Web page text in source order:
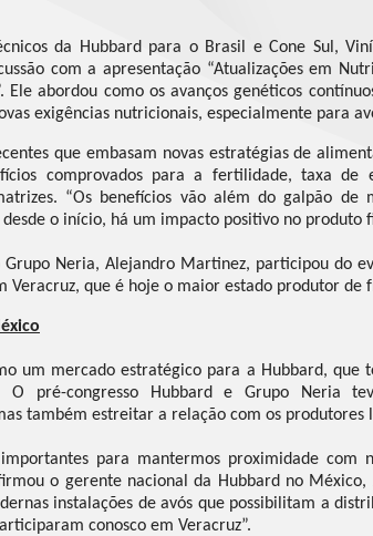
da Hubbard para o Brasil e Cone Sul,
com a apresentação “Atualizações em
Ele abordou como os avanços genéticos
exigências nutricionais, especialmente para
que embasam novas estratégias de
comprovados para a fertilidade, taxa de
“Os benefícios vão além do galpão de
o início, há um impacto positivo no produto
Neria, Alejandro Martinez, participou do
Veracruz, que é hoje o maior estado produtor de
um mercado estratégico para a Hubbard, que
O pré-congresso Hubbard e Grupo Neria
também estreitar a relação com os produtores
para mantermos proximidade com
o gerente nacional da Hubbard no México,
instalações de avós que possibilitam a
conosco em Veracruz”.